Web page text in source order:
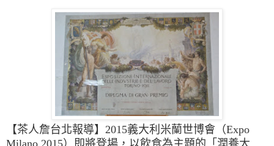
【茶人詹台北報導】 2015義大利米蘭世博會（Expo
Milano 2015）即將登場，以飲食為主題的「潤養大